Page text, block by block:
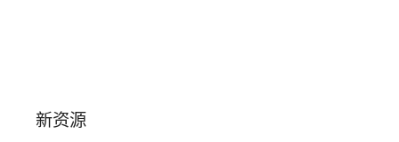
新资源